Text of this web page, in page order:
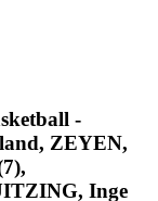
-
ZEYEN,
Inge